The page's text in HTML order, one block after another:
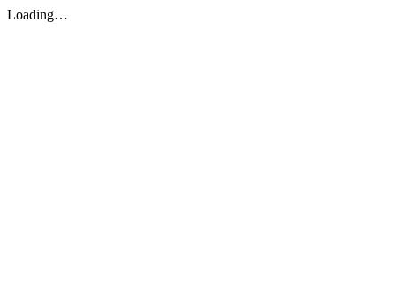
Loading…